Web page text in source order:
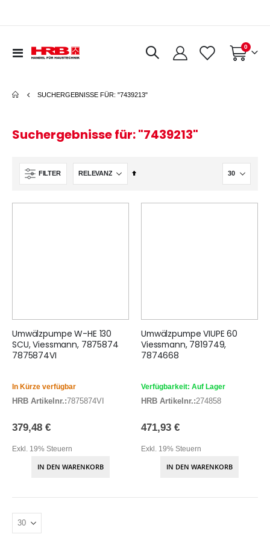
Navigation
Warenkorb
0
SUCHERGEBNISSE FÜR: "7439213"
Suchergebnisse für: "7439213"
FILTER
In
Umwälzpumpe W-HE 130
SCU, Viessmann, 7875874
7875874VI
In Kürze verfügbar
HRB Artikelnr.:7875874VI
379,48 €
Exkl. 19% Steuern
IN DEN WARENKORB
Umwälzpumpe VIUPE 60
Viessmann, 7819749,
7874668
Verfügbarkeit: Auf Lager
HRB Artikelnr.:274858
471,93 €
Exkl. 19% Steuern
IN DEN WARENKORB